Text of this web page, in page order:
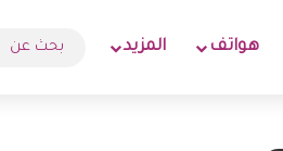
هواتف المزيد